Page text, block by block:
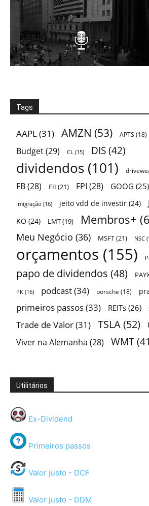
Tags
AAPL(31) AMZN (53) APTS (18)
Budget(29) CL (15) DIS (42)
dividendos (101)
FB(28) FII (21) FPI (28) GOOG (25)
Imigração (16) jeito vdd de investir (24)
KO (24) LMT(19) Membros+
Meu Negócio (36) MSFT(21) NSC
orçamentos (155)
papo de dividendos (48)
PK (16) podcast(34) porsche (18)
primeiros passos(33) REITs (26)
Trade de Valor(31) TSLA (52)
Viver na Alemanha (28) WMT
Utilitários
Ex-Dividend
Primeiros passos
Valor justo - DCF
Valor justo - DDM